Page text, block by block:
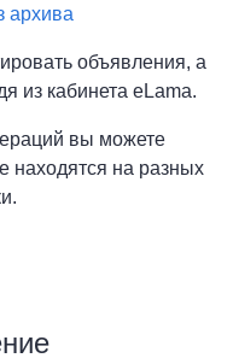
архива
объявления, а
из кабинета eLama.
вы можете
находятся на разных